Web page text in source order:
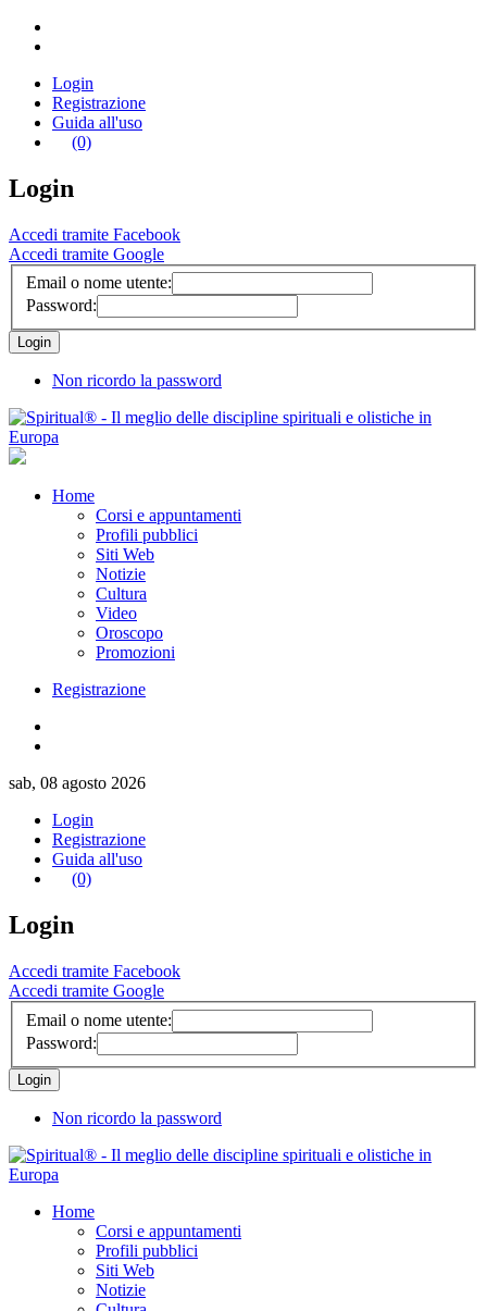
Login
Registrazione
Guida all'uso
(0)
Login
Accedi tramite Facebook
Accedi tramite Google
Email o nome utente:
Password:
Non ricordo la password
Home
Corsi e appuntamenti
Profili pubblici
Siti Web
Notizie
Cultura
Video
Oroscopo
Promozioni
Registrazione
sab, 08 agosto 2026
Login
Registrazione
Guida all'uso
(0)
Login
Accedi tramite Facebook
Accedi tramite Google
Email o nome utente:
Password:
Non ricordo la password
Home
Corsi e appuntamenti
Profili pubblici
Siti Web
Notizie